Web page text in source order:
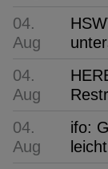
04.
Aug
04.
Aug
04.
Aug
ifo: